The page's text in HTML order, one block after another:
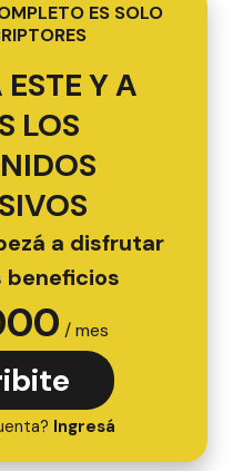
ES SOLO
Y A
LOS
a disfrutar
beneficios
/ mes
Ingresá